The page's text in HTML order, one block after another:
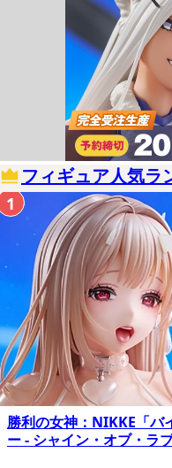
フィギュア人気ラ
勝利の女神：NIKKE「バ
ー - シャイン・オブ・ラブ
1